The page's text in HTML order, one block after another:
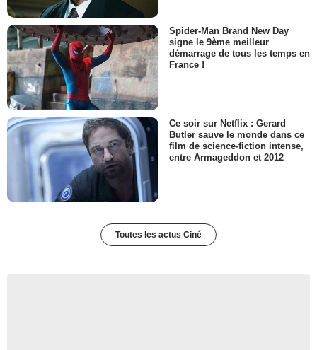
Spider-Man Brand New Day
signe le 9ème meilleur
démarrage de tous les temps en
France !
Ce soir sur Netflix : Gerard
Butler sauve le monde dans ce
film de science-fiction intense,
entre Armageddon et 2012
Toutes les actus Ciné